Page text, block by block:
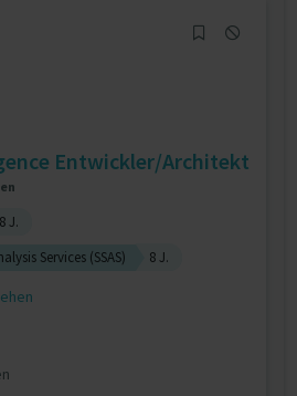
Entwickler/Architekt
8 J.
Services (SSAS)
8 J.